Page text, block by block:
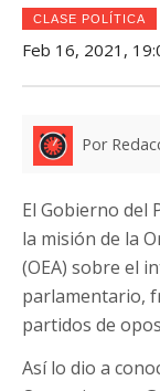
CLASE POLÍTICA
Feb 16, 2021,
Por
El Gobierno del
la misión de la
(OEA) sobre el
parlamentario,
partidos de
Así lo dio a